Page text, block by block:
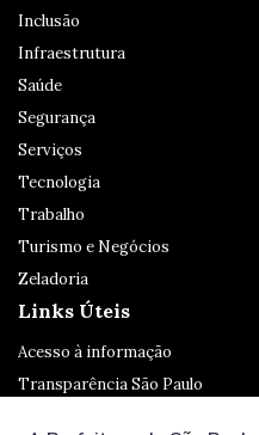
Inclusão
Infraestrutura
Saúde
Segurança
Serviços
Tecnologia
Trabalho
Turismo e Negócios
Zeladoria
Links Úteis
Acesso à informação
Transparência São Paulo